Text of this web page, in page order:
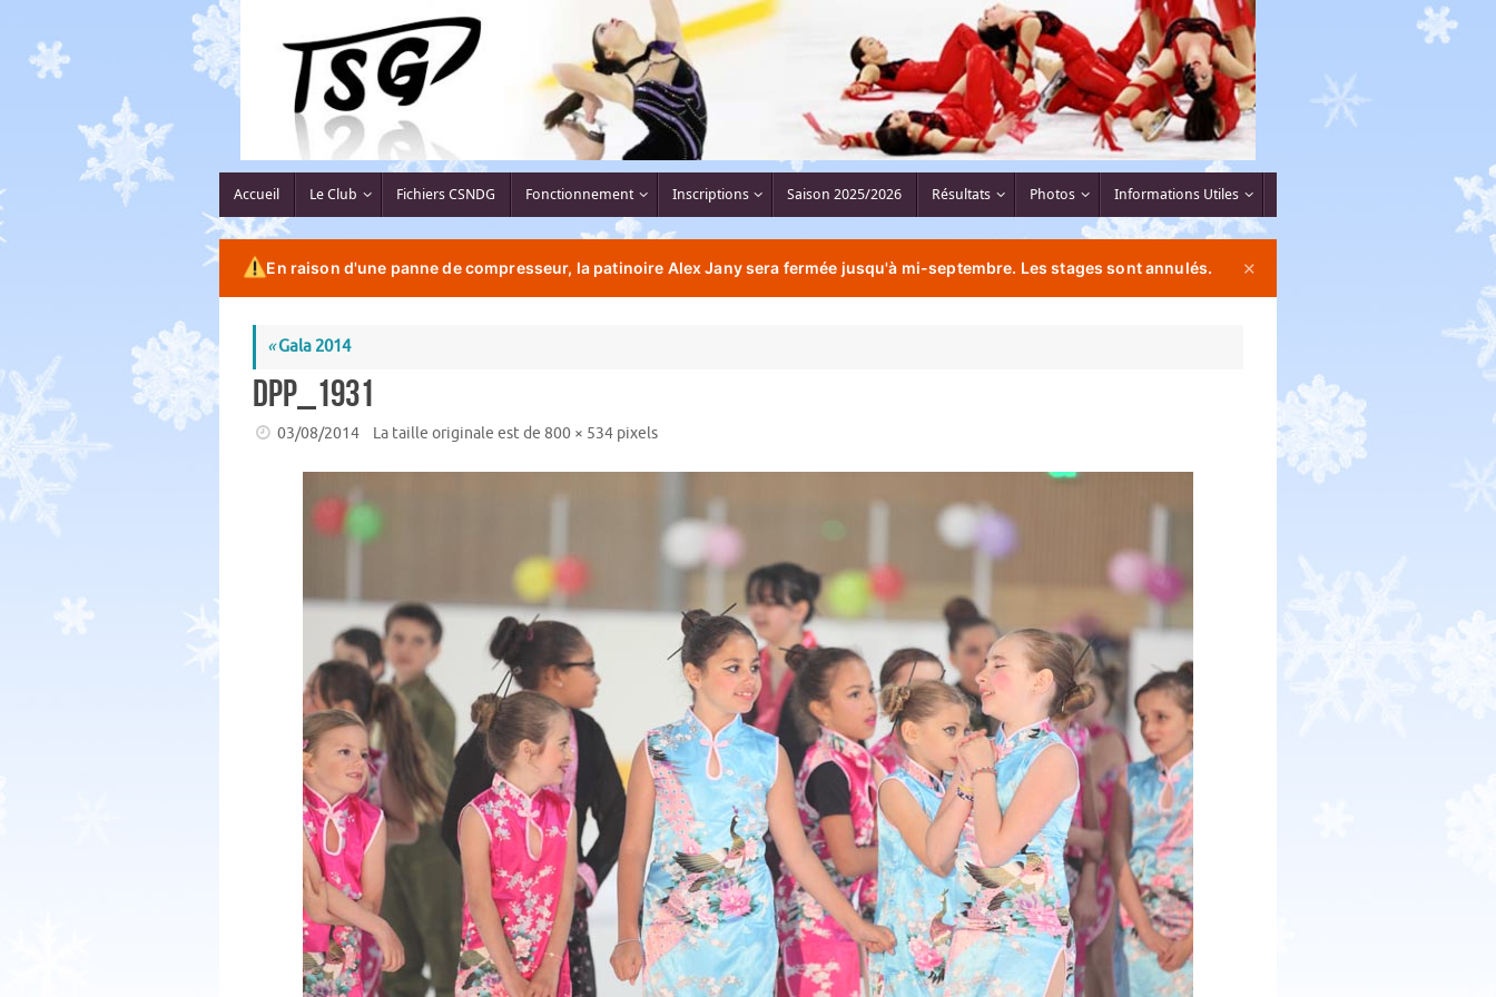
contenu
contenu
Accueil Le Club Fichiers CSNDG Fonctionnement Inscriptions Saison 2025/2026 Résultats Photos Informations Utiles
En raison d'une panne de compresseur, la patinoire Alex Jany sera fermée jusqu'à mi-septembre. Les stages sont annulés. ✕
«Gala 2014
DPP_1931
03/08/2014 La taille originale est de800 × 534 pixels